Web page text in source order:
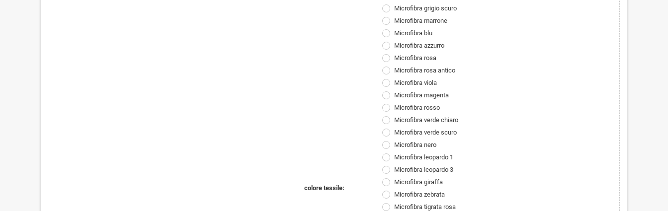
colore tessile:
Microfibra grigio scuro
Microfibra marrone
Microfibra blu
Microfibra azzurro
Microfibra rosa
Microfibra rosa antico
Microfibra viola
Microfibra magenta
Microfibra rosso
Microfibra verde chiaro
Microfibra verde scuro
Microfibra nero
Microfibra leopardo 1
Microfibra leopardo 3
Microfibra giraffa
Microfibra zebrata
Microfibra tigrata rosa